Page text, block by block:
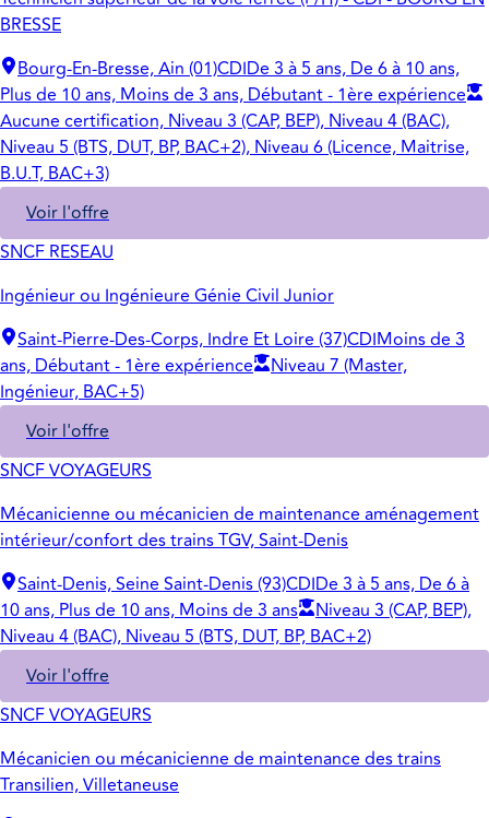
BRESSE
Bourg-En-Bresse, Ain (01)CDIDe 3 à 5 ans, De 6 à 10 ans,
Plus de 10 ans, Moins de 3 ans, Débutant - 1ère expérience
Aucune certification, Niveau 3 (CAP, BEP), Niveau 4 (BAC),
Niveau 5 (BTS, DUT, BP, BAC+2), Niveau 6 (Licence, Maitrise,
B.U.T, BAC+3)
Voir l'offre
SNCF RESEAU
Ingénieur ou Ingénieure Génie Civil Junior
Saint-Pierre-Des-Corps, Indre Et Loire (37)CDIMoins de 3
ans, Débutant - 1ère expérience
Niveau 7 (Master,
Ingénieur, BAC+5)
Voir l'offre
SNCF VOYAGEURS
Mécanicienne ou mécanicien de maintenance aménagement
intérieur/confort des trains TGV, Saint-Denis
Saint-Denis, Seine Saint-Denis (93)CDIDe 3 à 5 ans, De 6 à
10 ans, Plus de 10 ans, Moins de 3 ans
Niveau 3 (CAP, BEP),
Niveau 4 (BAC), Niveau 5 (BTS, DUT, BP, BAC+2)
Voir l'offre
SNCF VOYAGEURS
Mécanicien ou mécanicienne de maintenance des trains
Transilien, Villetaneuse